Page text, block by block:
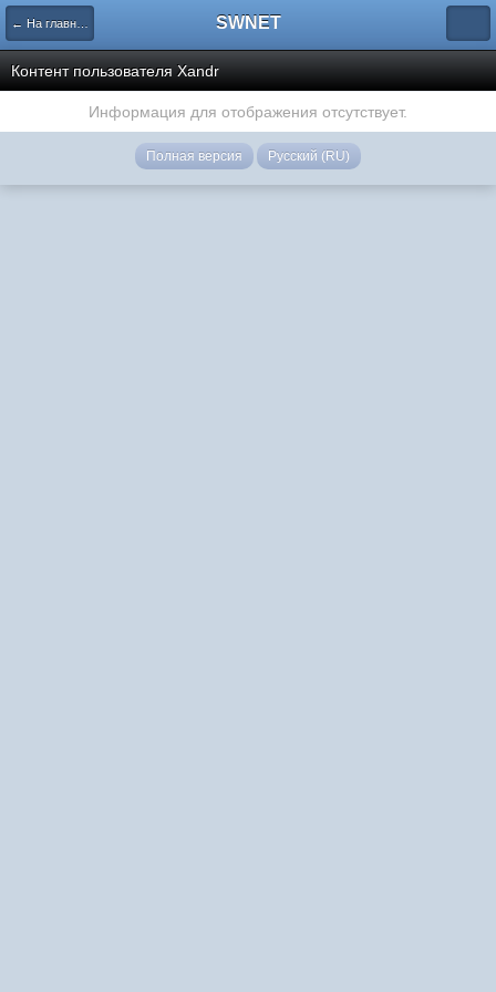
← На главную страницу SWNET
Контент пользователя Xandr
Информация для отображения отсутствует.
Полная версия Русский (RU)